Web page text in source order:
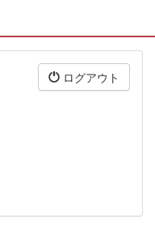
ログアウト